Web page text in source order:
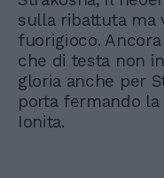
sulla ribattuta ma
fuorigioco.
che di testa non
gloria anche per
porta fermando
Ionita.